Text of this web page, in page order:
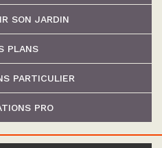
SON JARDIN
PLANS
PARTICULIER
PRO